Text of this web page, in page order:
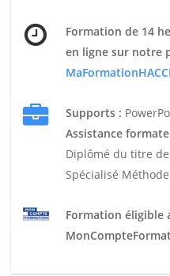
Formation de 14
en ligne sur notre
Supports :
Assistance
Diplômé du titre
Spécialisé Méthode
Formation éligible